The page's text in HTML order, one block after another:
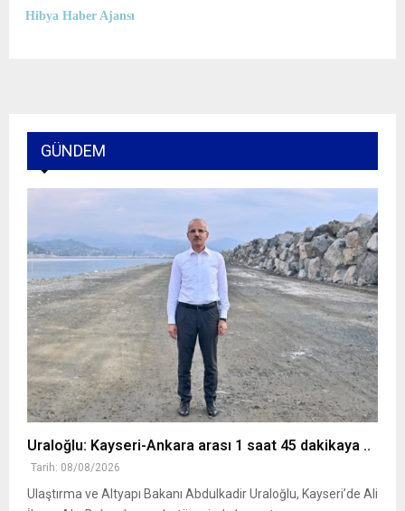
Hibya Haber Ajansı
GÜNDEM
Uraloğlu: Kayseri-Ankara arası 1 saat 45 dakikaya ..
Tarih: 08/08/2026
Ulaştırma ve Altyapı Bakanı Abdulkadir Uraloğlu, Kayseri’de Ali